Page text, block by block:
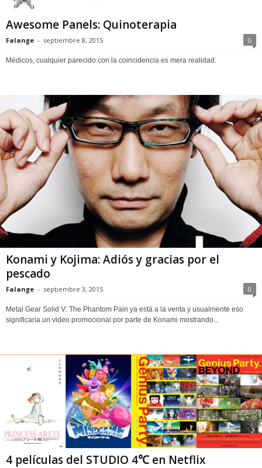
Awesome Panels: Quinoterapia
Falange - septiembre 8, 2015 0
Médicos, cualquier parecido con la coincidencia es mera realidad.
Konami y Kojima: Adiós y gracias por el
pescado
Falange - septiembre 3, 2015 0
Metal Gear Solid V: The Phantom Pain ya está a la venta y usualmente eso
significaría un video promocional por parte de Konami mostrando...
4 películas del STUDIO 4℃ en Netflix